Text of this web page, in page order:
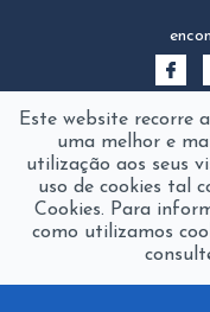
Este website recorre
uma melhor e
utilização aos seus
uso de cookies tal
Cookies. Para
como utilizamos